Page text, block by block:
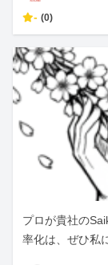
- (0)
プロが貴社の
率化は、ぜひ私